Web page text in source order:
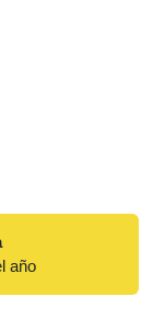
año